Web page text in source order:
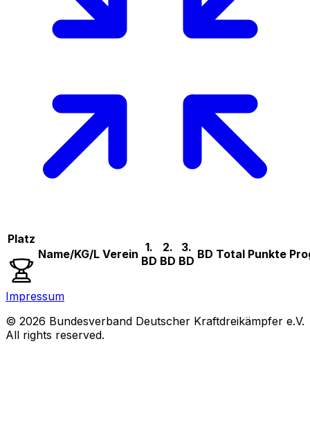
Platz
Name/KG/L Verein 1.
BD
2.
BD
3.
BD BD Total Punkte
Impressum
© 2026 Bundesverband Deutscher Kraftdreikämpfer e.V.
All rights reserved.